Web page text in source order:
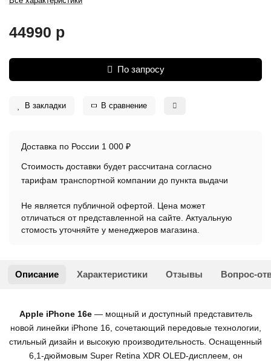
44990 р
По запросу
В закладки В сравнение
Доставка по России 1 000 ₽
Стоимость доставки будет рассчитана согласно
тарифам транспортной компании до пункта выдачи
Не является публичной офертой. Цена может
отличаться от представленной на сайте. Актуальную
стомость уточняйте у менеджеров магазина.
Описание Характеристики Отзывы Вопрос-
Apple iPhone 16e — мощный и доступный представитель
новой линейки iPhone 16, сочетающий передовые технологии,
стильный дизайн и высокую производительность. Оснащенный
6,1-дюймовым Super Retina XDR OLED-дисплеем, он